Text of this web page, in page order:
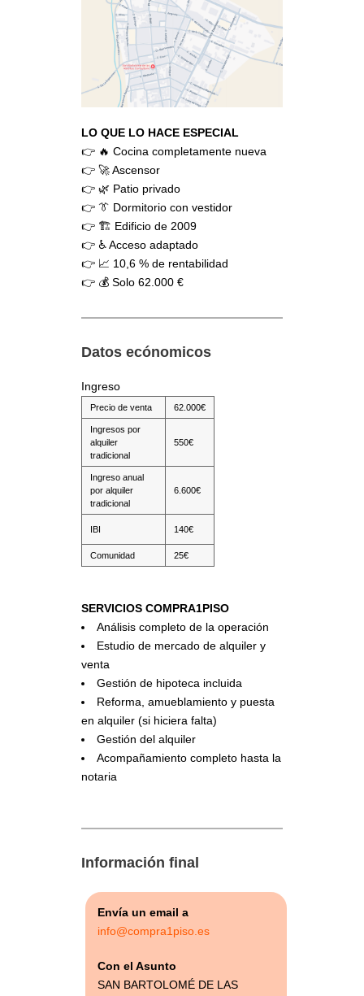
LO QUE LO HACE ESPECIAL
👉 🔥 Cocina completamente nueva
👉 🚀 Ascensor
👉 🌿 Patio privado
👉 👔 Dormitorio con vestidor
👉 🏗️ Edificio de 2009
👉 ♿ Acceso adaptado
👉 📈 10,6 % de rentabilidad
👉 💰 Solo 62.000 €
Datos ecónomicos
Ingreso
Precio de venta 62.000€
Ingresos por
alquiler
tradicional
550€
Ingreso anual
por alquiler
tradicional
6.600€
IBI 140€
Comunidad 25€
SERVICIOS COMPRA1PISO
Análisis completo de la operación
Estudio de mercado de alquiler y
venta
Gestión de hipoteca incluida
Reforma, amueblamiento y puesta
en alquiler (si hiciera falta)
Gestión del alquiler
Acompañamiento completo hasta la
notaria
Información final
Envía un email a
info@compra1piso.es
Con el Asunto
SAN BARTOLOMÉ DE LAS